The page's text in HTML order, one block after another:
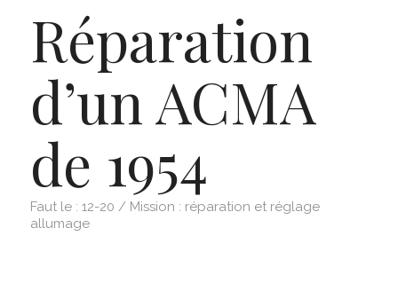
Réparation
d’un ACMA
de 1954
Faut le : 12-20 / Mission : réparation et réglage
allumage